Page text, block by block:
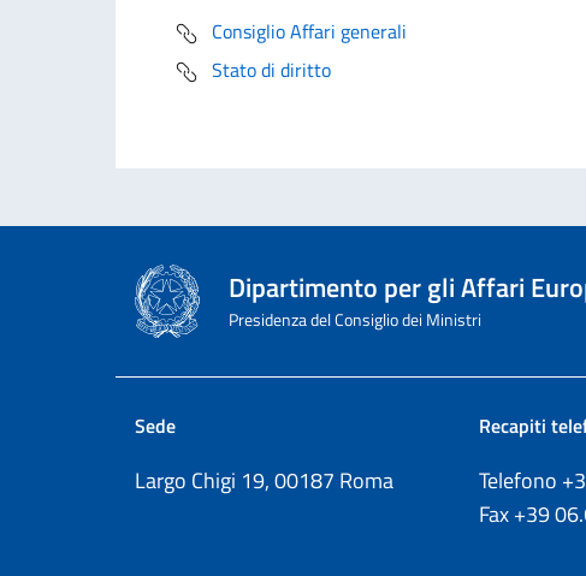
Consiglio Affari generali
Stato di diritto
Dipartimento per gli Affari
Presidenza del Consiglio dei Ministri
Sede
Largo Chigi 19, 00187 Roma
Recapiti
Telefono
Fax+39